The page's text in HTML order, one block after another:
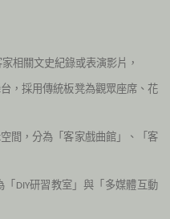
相關文史紀錄或表演影片，
，採用傳統板凳為觀眾座席、花
間，分為「客家戲曲館」、「客
「DIY研習教室」與「多媒體互動